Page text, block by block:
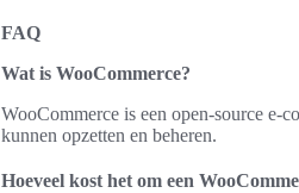
FAQ
Wat is WooCommerce?
WooCommerce is een open-source e-
kunnen opzetten en beheren.
Hoeveel kost het om een